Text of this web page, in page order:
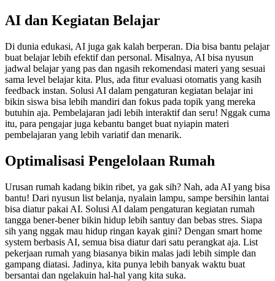
AI dan Kegiatan Belajar
Di dunia edukasi, AI juga gak kalah berperan. Dia bisa bantu pelajar
buat belajar lebih efektif dan personal. Misalnya, AI bisa nyusun
jadwal belajar yang pas dan ngasih rekomendasi materi yang sesuai
sama level belajar kita. Plus, ada fitur evaluasi otomatis yang kasih
feedback instan. Solusi AI dalam pengaturan kegiatan belajar ini
bikin siswa bisa lebih mandiri dan fokus pada topik yang mereka
butuhin aja. Pembelajaran jadi lebih interaktif dan seru! Nggak cuma
itu, para pengajar juga kebantu banget buat nyiapin materi
pembelajaran yang lebih variatif dan menarik.
Optimalisasi Pengelolaan Rumah
Urusan rumah kadang bikin ribet, ya gak sih? Nah, ada AI yang bisa
bantu! Dari nyusun list belanja, nyalain lampu, sampe bersihin lantai
bisa diatur pakai AI. Solusi AI dalam pengaturan kegiatan rumah
tangga bener-bener bikin hidup lebih santuy dan bebas stres. Siapa
sih yang nggak mau hidup ringan kayak gini? Dengan smart home
system berbasis AI, semua bisa diatur dari satu perangkat aja. List
pekerjaan rumah yang biasanya bikin malas jadi lebih simple dan
gampang diatasi. Jadinya, kita punya lebih banyak waktu buat
bersantai dan ngelakuin hal-hal yang kita suka.